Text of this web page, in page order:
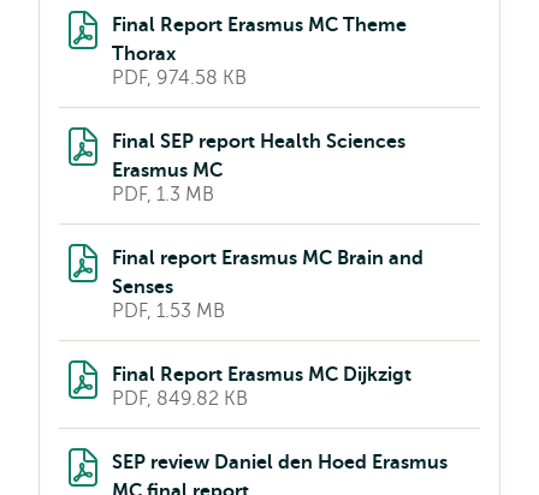
Final Report Erasmus MC Theme
Thorax
PDF, 974.58 KB
Final SEP report Health Sciences
Erasmus MC
PDF, 1.3 MB
Final report Erasmus MC Brain and
Senses
PDF, 1.53 MB
Final Report Erasmus MC Dijkzigt
PDF, 849.82 KB
SEP review Daniel den Hoed Erasmus